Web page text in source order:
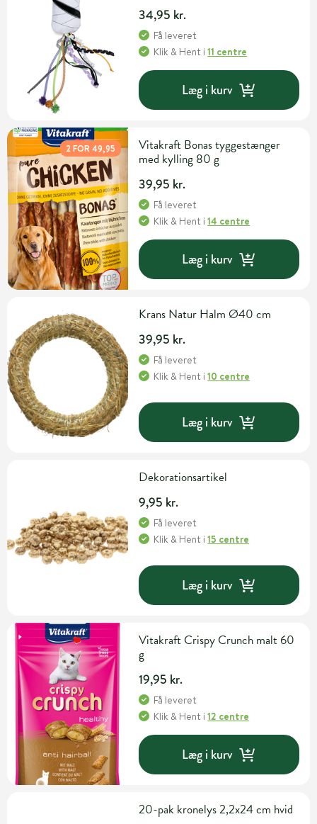
34,95 kr.
Få leveret
Klik & Hent i11 centre
Læg i kurv
2 FOR 49,95
Vitakraft Bonas tyggestænger
med kylling 80 g
39,95 kr.
Få leveret
Klik & Hent i14 centre
Læg i kurv
Krans Natur Halm Ø40 cm
39,95 kr.
Få leveret
Klik & Hent i10 centre
Læg i kurv
Dekorationsartikel
9,95 kr.
Få leveret
Klik & Hent i15 centre
Læg i kurv
Vitakraft Crispy Crunch malt 60
g
19,95 kr.
Få leveret
Klik & Hent i12 centre
Læg i kurv
20-pak kronelys 2,2x24 cm hvid